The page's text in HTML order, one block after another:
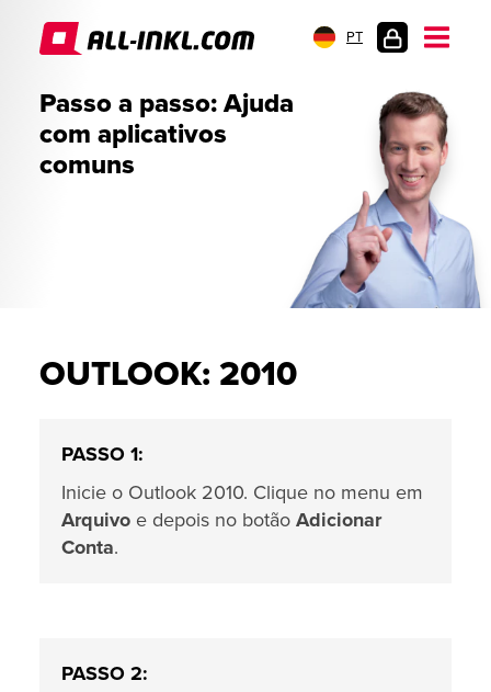
PT
DO
CLIENTE
Passo a passo: Ajuda
com aplicativos
comuns
OUTLOOK: 2010
PASSO 1:
Inicie o Outlook 2010. Clique no menu em
Arquivo e depois no botão Adicionar
Conta.
PASSO 2: